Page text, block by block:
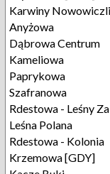
Karwiny
Anyżowa
Dąbrowa Centrum
Kameliowa
Paprykowa
Szafranowa
Rdestowa - Leśny
Leśna Polana
Rdestowa - Kolonia
Krzemowa [GDY]